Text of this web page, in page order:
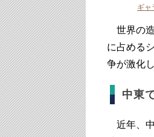
ギャ
世界の造
に占める
争が激化
中東
近年、中